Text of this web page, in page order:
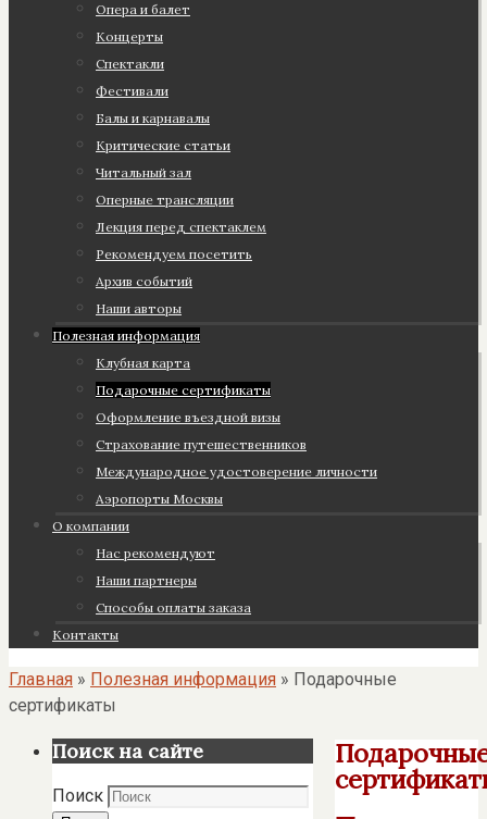
Опера и балет
Концерты
Спектакли
Фестивали
Балы и карнавалы
Критические статьи
Читальный зал
Оперные трансляции
Лекция перед спектаклем
Рекомендуем посетить
Архив событий
Наши авторы
Полезная информация
Клубная карта
Подарочные сертификаты
Оформление въездной визы
Страхование путешественников
Международное удостоверение личности
Аэропорты Москвы
О компании
Нас рекомендуют
Наши партнеры
Cпособы оплаты заказа
Контакты
Главная » Полезная информация » Подарочные
сертификаты
Поиск на сайте
Поиск